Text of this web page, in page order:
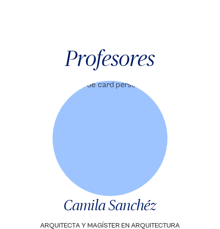
Profesores
Camila Sanchéz
ARQUITECTA Y MAGÍSTER EN ARQUITECTURA